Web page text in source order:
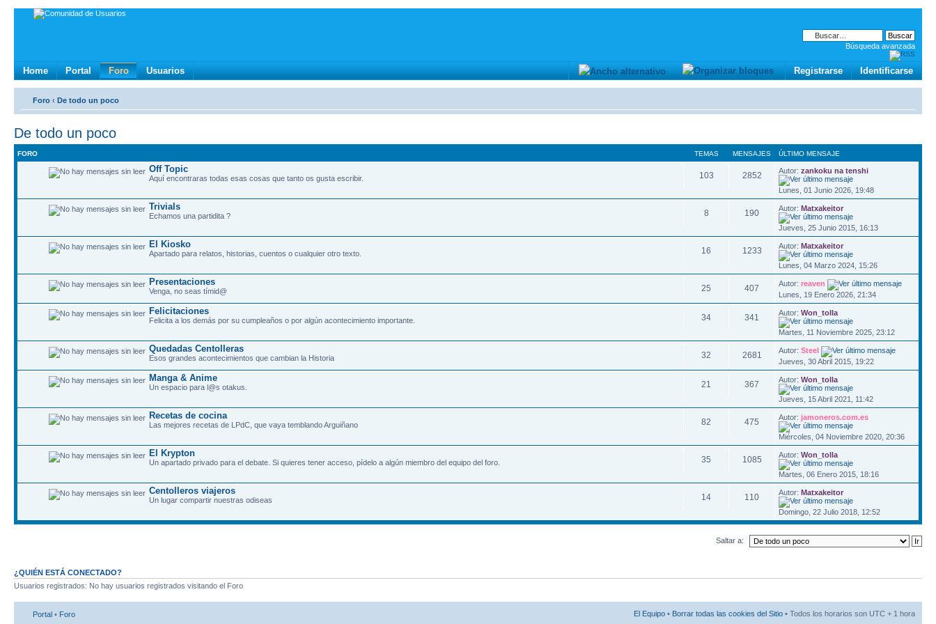
Búsqueda avanzada
Home Portal Foro Usuarios Identificarse
Registrarse
Foro ‹ De todo un poco
De todo un poco
FORO TEMAS MENSAJES ÚLTIMO MENSAJE
Off Topic
Aquí encontraras todas esas cosas que tanto os gusta escribir. 103 2852 Autor:zankoku na tenshi
Lunes, 01 Junio 2026, 19:48
Trivials
Echamos una partidita ? 8 190 Autor:Matxakeitor
Jueves, 25 Junio 2015, 16:13
El Kiosko
Apartado para relatos, historias, cuentos o cualquier otro texto. 16 1233 Autor:Matxakeitor
Lunes, 04 Marzo 2024, 15:26
Presentaciones
Venga, no seas tímid@ 25 407 Autor:reaven
Lunes, 19 Enero 2026, 21:34
Felicitaciones
Felicita a los demás por su cumpleaños o por algún acontecimiento importante. 34 341 Autor:Won_tolla
Martes, 11 Noviembre 2025, 23:12
Quedadas Centolleras
Esos grandes acontecimientos que cambian la Historia 32 2681 Autor:Steel
Jueves, 30 Abril 2015, 19:22
Manga & Anime
Un espacio para l@s otakus. 21 367 Autor:Won_tolla
Jueves, 15 Abril 2021, 11:42
Recetas de cocina
Las mejores recetas de LPdC, que vaya temblando Arguiñano 82 475 Autor:jamoneros.com.es
Miércoles, 04 Noviembre 2020, 20:36
El Krypton
Un apartado privado para el debate. Si quieres tener acceso, pídelo a algún miembro del equipo del foro. 35 1085 Autor:Won_tolla
Martes, 06 Enero 2015, 18:16
Centolleros viajeros
Un lugar compartir nuestras odiseas 14 110 Autor:Matxakeitor
Domingo, 22 Julio 2018, 12:52
Saltar a:
¿QUIÉN ESTÁ CONECTADO?
Usuarios registrados: No hay usuarios registrados visitando el Foro
Portal • Foro El Equipo • Borrar todas las cookies del Sitio • Todos los horarios son UTC + 1 hora